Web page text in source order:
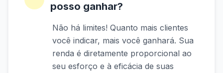
posso ganhar?
Não há limites! Quanto mais clientes
você indicar, mais você ganhará. Sua
renda é diretamente proporcional ao
seu esforço e à eficácia de suas